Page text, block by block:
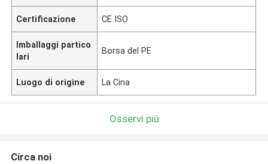
Certificazione CE ISO
Imballaggi partico
lari
Borsa del PE
Luogo di origine La Cina
Osservi più
Circa noi